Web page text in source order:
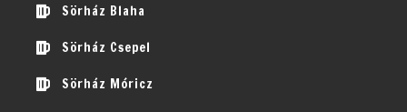
Sörház Blaha
Sörház Csepel
Sörház Móricz